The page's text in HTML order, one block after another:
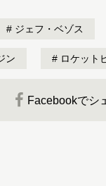
ジェフ・ベゾス
ン ロケット
Facebookでシ